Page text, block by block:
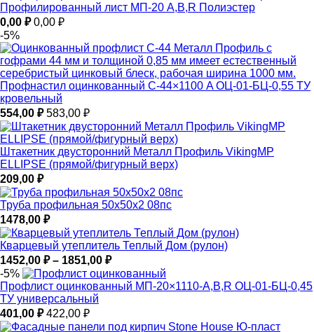
Профилированный лист МП-20 A,B,R Полиэстер
0,00 ₽ 0,00 ₽
-5%
Профнастил оцинкованный С-44×1100 A ОЦ-01-БЦ-0,55 ТУ
кровельный
554,00 ₽ 583,00 ₽
Штакетник двусторонний Металл Профиль VikingMP
ELLIPSE (прямой/фигурный верх)
209,00 ₽
Труба профильная 50х50х2 08пс
1478,00 ₽
Кварцевый утеплитель Теплый Дом (рулон)
1452,00 ₽ – 1851,00 ₽Диапазон
цен:
1452,00 ₽
-5%
Профлист оцинкованный МП-20×1110-A,B,R ОЦ-01-БЦ-0,45
ТУ универсальный
401,00 ₽ 422,00 ₽